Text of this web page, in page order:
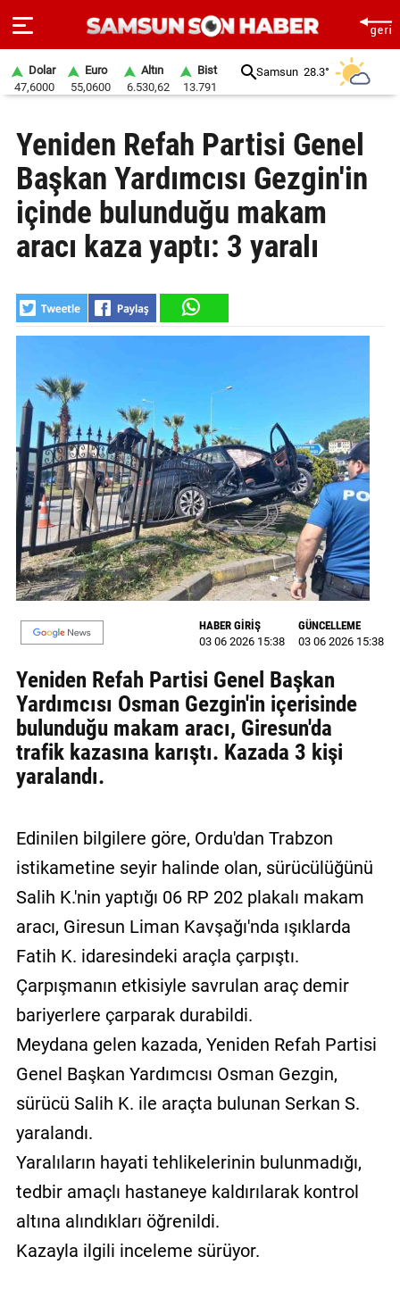
SAYFA
SAMSUN
HABER
SAMSUNSPOR
SİYASET
DÜNYA
MAGAZİN
GALERİ
VİDEO
YAZARLAR
BİZE
ULAŞIN
Künye
İletişim
Gizlilik
Politikası
Dolar
47,6000
Euro
55,0600
Altın
6.530,62
Bist
13.791
Samsun 28.3°
Yeniden Refah Partisi Genel
Başkan Yardımcısı Gezgin'in
içinde bulunduğu makam
aracı kaza yaptı: 3 yaralı
HABER GİRİŞ
03 06 2026 15:38
GÜNCELLEME
03 06 2026 15:38
Yeniden Refah Partisi Genel Başkan
Yardımcısı Osman Gezgin'in içerisinde
bulunduğu makam aracı, Giresun'da
trafik kazasına karıştı. Kazada 3 kişi
yaralandı.
Edinilen bilgilere göre, Ordu'dan Trabzon
istikametine seyir halinde olan, sürücülüğünü
Salih K.'nin yaptığı 06 RP 202 plakalı makam
aracı, Giresun Liman Kavşağı'nda ışıklarda
Fatih K. idaresindeki araçla çarpıştı.
Çarpışmanın etkisiyle savrulan araç demir
bariyerlere çarparak durabildi.
Meydana gelen kazada, Yeniden Refah Partisi
Genel Başkan Yardımcısı Osman Gezgin,
sürücü Salih K. ile araçta bulunan Serkan S.
yaralandı.
Yaralıların hayati tehlikelerinin bulunmadığı,
tedbir amaçlı hastaneye kaldırılarak kontrol
altına alındıkları öğrenildi.
Kazayla ilgili inceleme sürüyor.